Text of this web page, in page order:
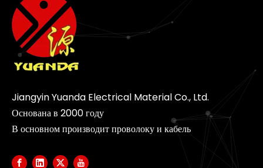
Jiangyin Yuanda Electrical Material Co., Ltd.
Основана в 2000 году
В основном производит проволоку и кабель